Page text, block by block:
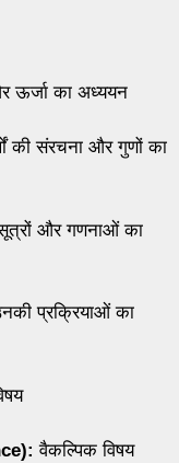
ऊर्जा का अध्ययन
की संरचना और गुणों का
और गणनाओं का
प्रक्रियाओं का
वैकल्पिक विषय